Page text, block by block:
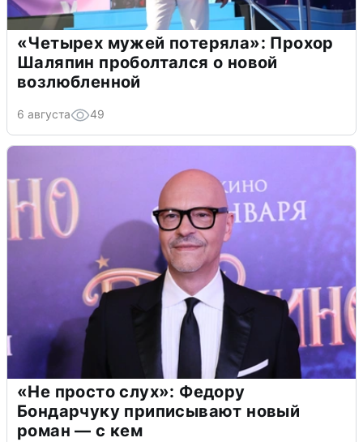
«Четырех мужей потеряла»: Прохор
Шаляпин проболтался о новой
возлюбленной
6 августа 49
«Не просто слух»: Федору
Бондарчуку приписывают новый
роман — с кем